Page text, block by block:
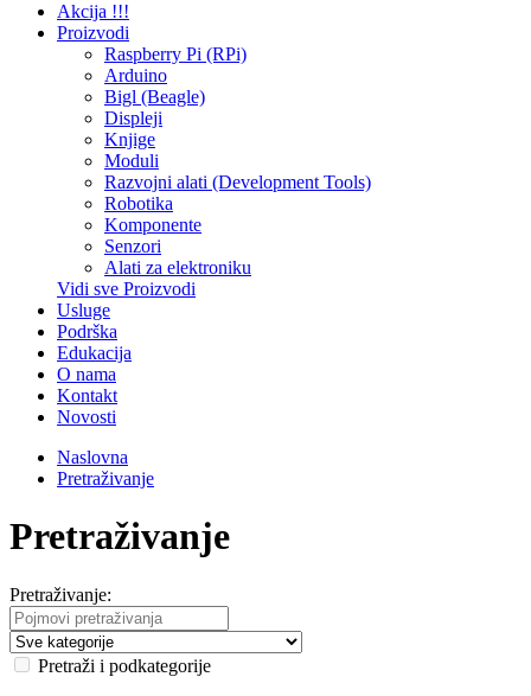
Akcija !!!
Proizvodi
Raspberry Pi (RPi)
Arduino
Bigl (Beagle)
Displеji
Knjige
Moduli
Razvojni alati (Development Tools)
Robotika
Komponente
Senzori
Alati za elektroniku
Vidi sve Proizvodi
Usluge
Podrška
Edukacija
O nama
Kontakt
Novosti
Naslovna
Pretraživanje
Pretraživanje
Pretraživanje:
Pretraži i podkategorije